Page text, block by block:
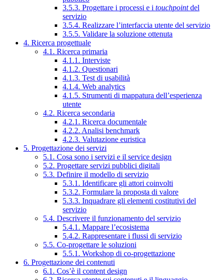
3.5.3. Progettare i processi e i touchpointdel
servizio
3.5.4. Realizzare l’interfaccia utente del servizio
3.5.5. Validare la soluzione ottenuta
4. Ricerca progettuale
4.1. Ricerca primaria
4.1.1. Interviste
4.1.2. Questionari
4.1.3. Test di usabilità
4.1.4. Web analytics
4.1.5. Strumenti di mappatura dell’esperienza
utente
4.2. Ricerca secondaria
4.2.1. Ricerca documentale
4.2.2. Analisi benchmark
4.2.3. Valutazione euristica
5. Progettazione dei servizi
5.1. Cosa sono i servizi e il service design
5.2. Progettare servizi pubblici digitali
5.3. Definire il modello di servizio
5.3.1. Identificare gli attori coinvolti
5.3.2. Formulare la proposta di valore
5.3.3. Inquadrare gli elementi costitutivi del
servizio
5.4. Descrivere il funzionamento del servizio
5.4.1. Mappare l’ecosistema
5.4.2. Rappresentare i flussi di servizio
5.5. Co-progettare le soluzioni
5.5.1. Workshop di co-progettazione
6. Progettazione dei contenuti
6.1. Cos’è il content design